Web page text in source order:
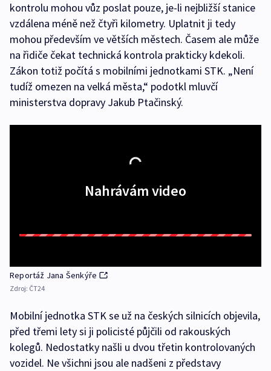
kontrolu mohou vůz poslat pouze, je-li nejbližší stanice
vzdálena méně než čtyři kilometry. Uplatnit ji tedy
mohou především ve větších městech. Časem ale může
na řidiče čekat technická kontrola prakticky kdekoli.
Zákon totiž počítá s mobilními jednotkami STK. „Není
tudíž omezen na velká města,“ podotkl mluvčí
ministerstva dopravy Jakub Ptačinský.
Nahrávám video
Reportáž Jana Šenkýře
Zdroj: ČT24
Mobilní jednotka STK se už na českých silnicích objevila,
před třemi lety si ji policisté půjčili od rakouských
kolegů. Nedostatky našli u dvou třetin kontrolovaných
vozidel. Ne všichni jsou ale nadšeni z představy